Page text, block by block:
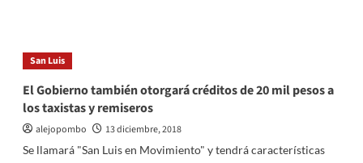
embargan
el
al
Diputado
de
Cambiemos
San Luis
El Gobierno también otorgará créditos de 20 mil pesos a
los taxistas y remiseros
alejopombo
13 diciembre, 2018
Se llamará "San Luis en Movimiento" y tendrá características